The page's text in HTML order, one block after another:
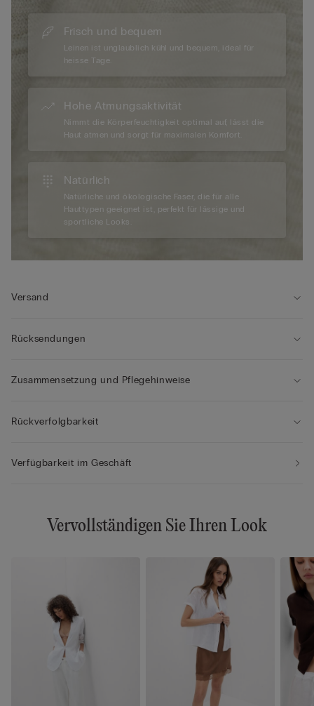
Frisch und bequem
Leinen ist unglaublich kühl und bequem, ideal für
heisse Tage.
Hohe Atmungsaktivität
Nimmt die Körperfeuchtigkeit optimal auf, lässt die
Haut atmen und sorgt für maximalen Komfort.
Natürlich
Natürliche und ökologische Faser, die für alle
Hauttypen geeignet ist, perfekt für lässige und
sportliche Looks.
Versand
Rücksendungen
Zusammensetzung und Pflegehinweise
Rückverfolgbarkeit
Verfügbarkeit im Geschäft
Vervollständigen Sie Ihren Look